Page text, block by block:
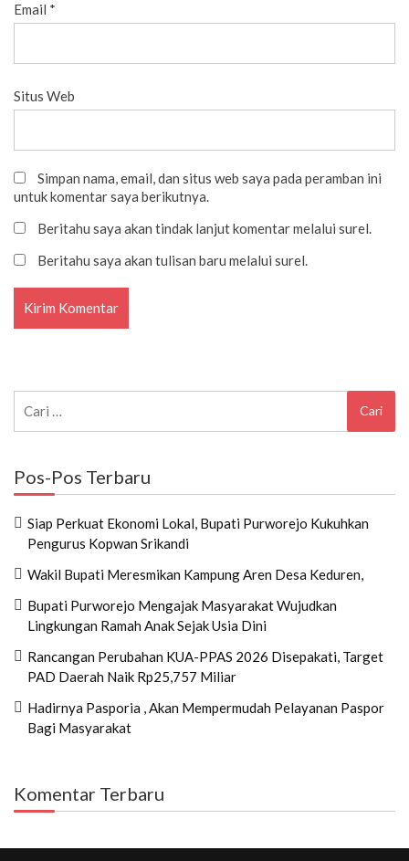
Email *
Situs Web
Simpan nama, email, dan situs web saya pada peramban ini
untuk komentar saya berikutnya.
Beritahu saya akan tindak lanjut komentar melalui surel.
Beritahu saya akan tulisan baru melalui surel.
untuk:
Pos-Pos Terbaru
Siap Perkuat Ekonomi Lokal, Bupati Purworejo Kukuhkan
Pengurus Kopwan Srikandi
Wakil Bupati Meresmikan Kampung Aren Desa Keduren,
Bupati Purworejo Mengajak Masyarakat Wujudkan
Lingkungan Ramah Anak Sejak Usia Dini
Rancangan Perubahan KUA-PPAS 2026 Disepakati, Target
PAD Daerah Naik Rp25,757 Miliar
Hadirnya Pasporia , Akan Mempermudah Pelayanan Paspor
Bagi Masyarakat
Komentar Terbaru